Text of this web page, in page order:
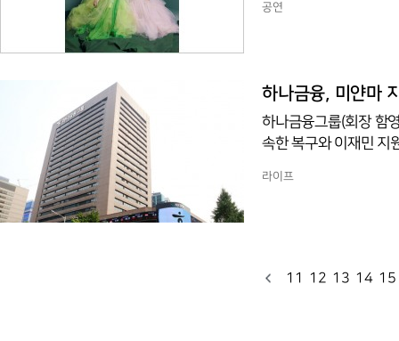
이어 현재 공연 중인
연기 내공을 지닌 베테
공연
하나금융, 미얀마
하나금융그룹(회장 함
속한 복구와 이재민 지
호 활동에 동참함으로
라이프
11 12 13 14 15